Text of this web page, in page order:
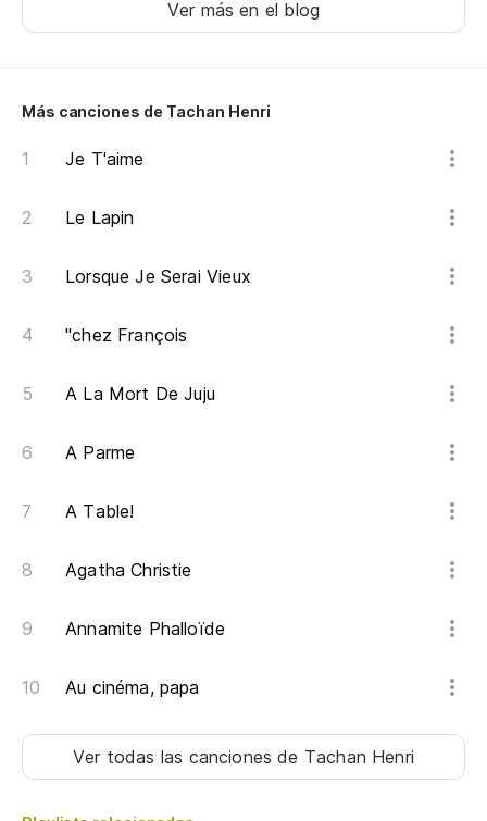
Ver más en el blog
Más canciones de Tachan Henri
Je T'aime
Le Lapin
Lorsque Je Serai Vieux
"chez François
A La Mort De Juju
A Parme
A Table!
Agatha Christie
Annamite Phalloïde
Au cinéma, papa
Ver todas las cancionesde Tachan Henri